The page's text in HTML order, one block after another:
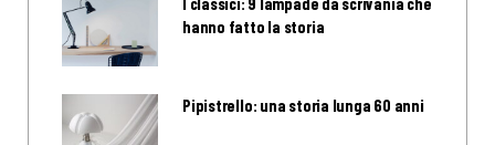
hanno fatto la storia
Pipistrello: una storia lunga 60 anni